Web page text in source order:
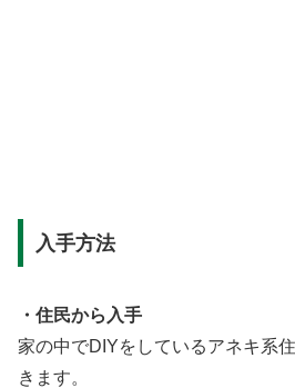
入手方法
・住民から入手
家の中でDIYをしているアネキ系
きます。